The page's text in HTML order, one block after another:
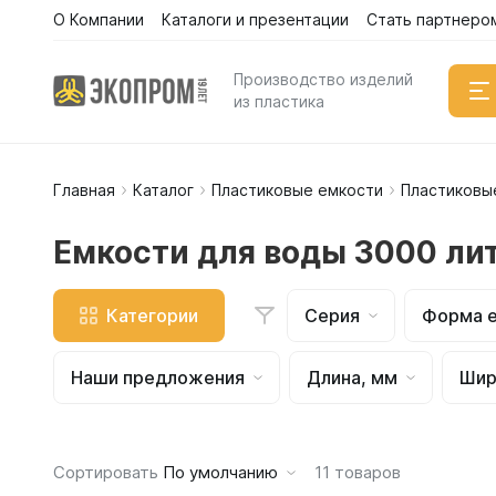
Каталог
О Компании Каталоги и презентации Стать
Производство изделий
из пластика
Емкости
Главная Каталог Пластиковые емкости
Емкости для воды 3000
Категории Серия Форма
Наши предложения Длина, мм
Сортировать По умолчанию 11 товаров